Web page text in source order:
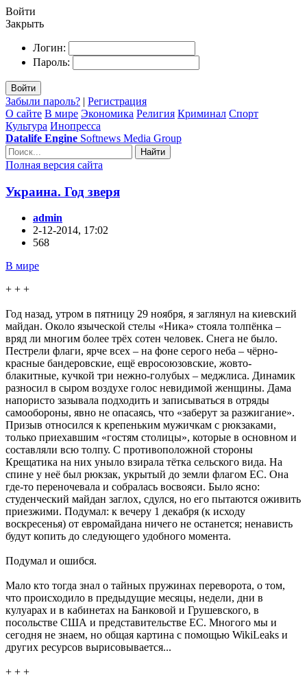
Войти
Закрыть
Логин:
Пароль:
Войти
Забыли пароль? | Регистрация
О сайте В мире Экономика Религия Криминал Спорт
Культура Инопресса
Datalife Engine Softnews Media Group
Найти
Полная версия сайта
Украина. Год зверя
admin
2-12-2014, 17:02
568
В мире
+ + +
Год назад, утром в пятницу 29 ноября, я заглянул на киевский
майдан. Около языческой стелы «Ника» стояла толпёнка –
вряд ли многим более трёх сотен человек. Снега не было.
Пестрели флаги, ярче всех – на фоне серого неба – чёрно-
красные бандеровские, ещё евросоюзовские, жовто-
блакитные, кучкой три нежно-голубых – меджлиса. Динамик
разносил в сыром воздухе голос невидимой женщины. Дама
напористо зазывала подходить и записываться в отряды
самообороны, явно не опасаясь, что «заберут за разжигание».
Призыв относился к крепеньким мужичкам с рюкзаками,
только приехавшим «гостям столицы», которые в основном и
составляли всю толпу. С противоположной стороны
Крещатика на них уныло взирала тётка сельского вида. На
спине у неё был рюкзак, укрытый до земли флагом ЕС. Она
где-то переночевала и собралась восвояси. Было ясно:
студенческий майдан заглох, сдулся, но его пытаются оживить
приезжими. Подумал: к вечеру 1 декабря (к исходу
воскресенья) от евромайдана ничего не останется; ненависть
будут копить до следующего удобного момента.
Подумал и ошибся.
Мало кто тогда знал о тайных пружинах переворота, о том,
что происходило в предыдущие месяцы, недели, дни в
кулуарах и в кабинетах на Банковой и Грушевского, в
посольстве США и представительстве ЕС. Многого мы и
сегодня не знаем, но общая картина с помощью WikiLeaks и
других ресурсов вырисовывается...
+ + +